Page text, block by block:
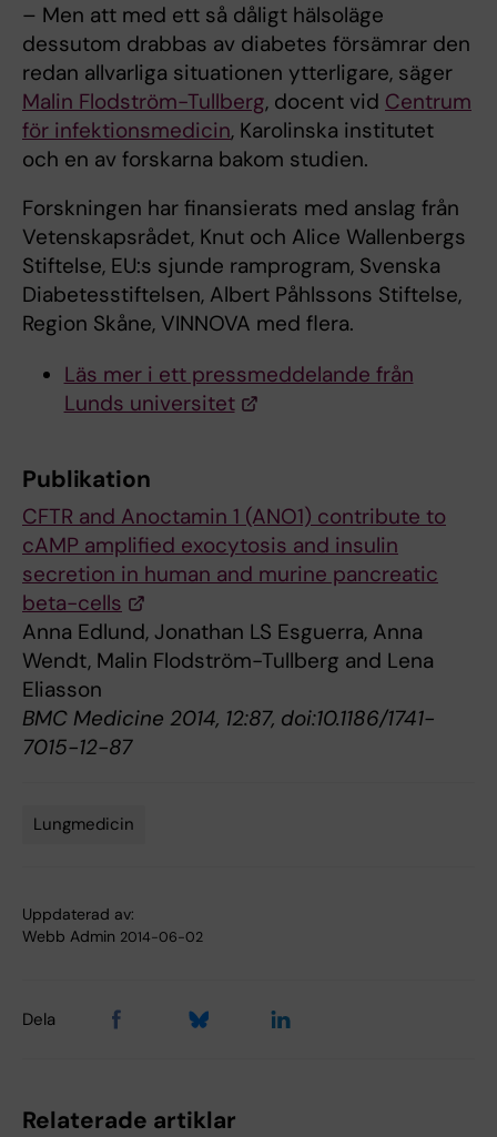
– Men att med ett så dåligt hälsoläge
dessutom drabbas av diabetes försämrar den
redan allvarliga situationen ytterligare, säger
Malin Flodström-Tullberg, docent vid Centrum
för infektionsmedicin, Karolinska institutet
och en av forskarna bakom studien.
Forskningen har finansierats med anslag från
Vetenskapsrådet, Knut och Alice Wallenbergs
Stiftelse, EU:s sjunde ramprogram, Svenska
Diabetesstiftelsen, Albert Påhlssons Stiftelse,
Region Skåne, VINNOVA med flera.
Läs mer i ett pressmeddelande från
Lunds universitet
Publikation
CFTR and Anoctamin 1 (ANO1) contribute to
cAMP amplified exocytosis and insulin
secretion in human and murine pancreatic
beta-cells
Anna Edlund, Jonathan LS Esguerra, Anna
Wendt, Malin Flodström-Tullberg and Lena
Eliasson
BMC Medicine 2014, 12:87, doi:10.1186/1741-
7015-12-87
Lungmedicin
Uppdaterad av:
Webb Admin 2014-06-02
Dela
Relaterade artiklar